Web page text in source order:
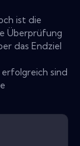
ist die
Überprüfung
das Endziel
sind